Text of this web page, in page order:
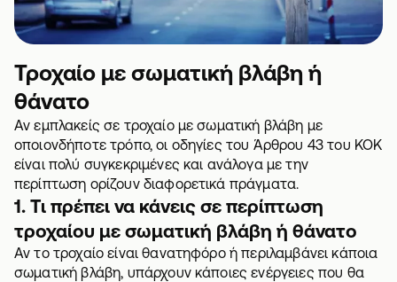
Τροχαίο με σωματική βλάβη ή
θάνατο
Αν εμπλακείς σε τροχαίο με σωματική βλάβη με
οποιονδήποτε τρόπο, οι οδηγίες του Άρθρου 43 του ΚΟΚ
είναι πολύ συγκεκριμένες και ανάλογα με την
περίπτωση ορίζουν διαφορετικά πράγματα.
1. Τι πρέπει να κάνεις σε περίπτωση
τροχαίου με σωματική βλάβη ή θάνατο
Αν το τροχαίο είναι θανατηφόρο ή περιλαμβάνει κάποια
σωματική βλάβη, υπάρχουν κάποιες ενέργειες που θα